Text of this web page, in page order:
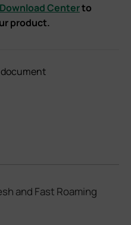
Download Centerto
product.
document
and Fast Roaming